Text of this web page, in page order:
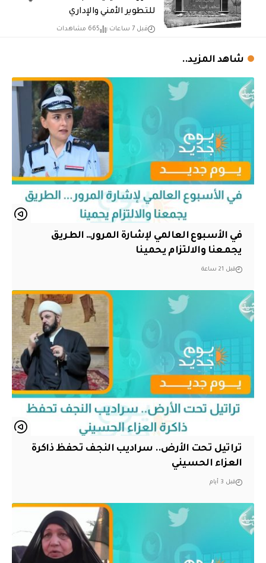
للتطوير الأمني والإداري
قبل 7 ساعات 665 مشاهدات
شاهد المزيد..
في الأسبوع العالمي لإشارة المرور… الطريق
يجمعنا والالتزام يحمينا
قبل 21 ساعة
تراتيل تحت الأرض.. سراديب النجف تحفظ ذاكرة
العزاء الحسيني
قبل 3 أيام